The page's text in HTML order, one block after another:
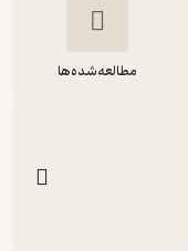
مطالعه‌شده‌ها